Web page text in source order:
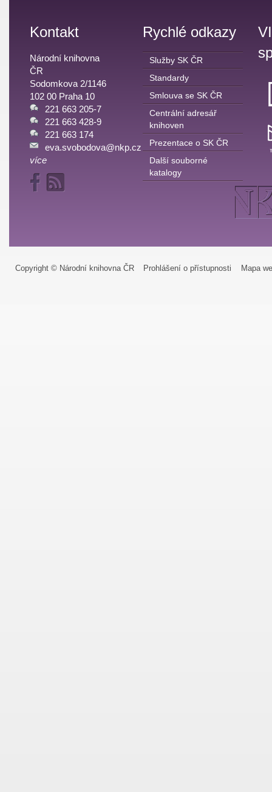
Kontakt
Národní knihovna
ČR
Sodomkova 2/1146
102 00 Praha 10
221 663 205-7
221 663 428-9
221 663 174
eva.svobodova@nkp.cz
více
Rychlé odkazy
Služby SK ČR
Standardy
Smlouva se SK ČR
Centrální adresář
knihoven
Prezentace o SK ČR
Další souborné
katalogy
Copyright © Národní knihovna ČR Prohlášení o přístupnosti Mapa